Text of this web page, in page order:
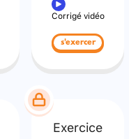
Corrigé vidéo
s'exercer
Exercice